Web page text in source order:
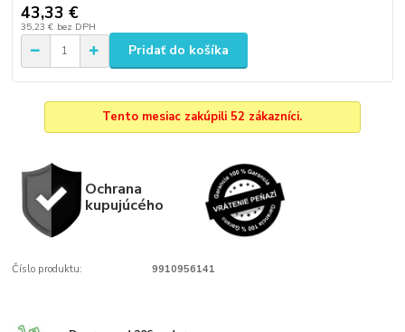
43,33 €
35,23 € bez DPH
Pridať do košíka
Tento mesiac zakúpili 52 zákazníci.
Ochrana
kupujúcého
Číslo produktu: 9910956141